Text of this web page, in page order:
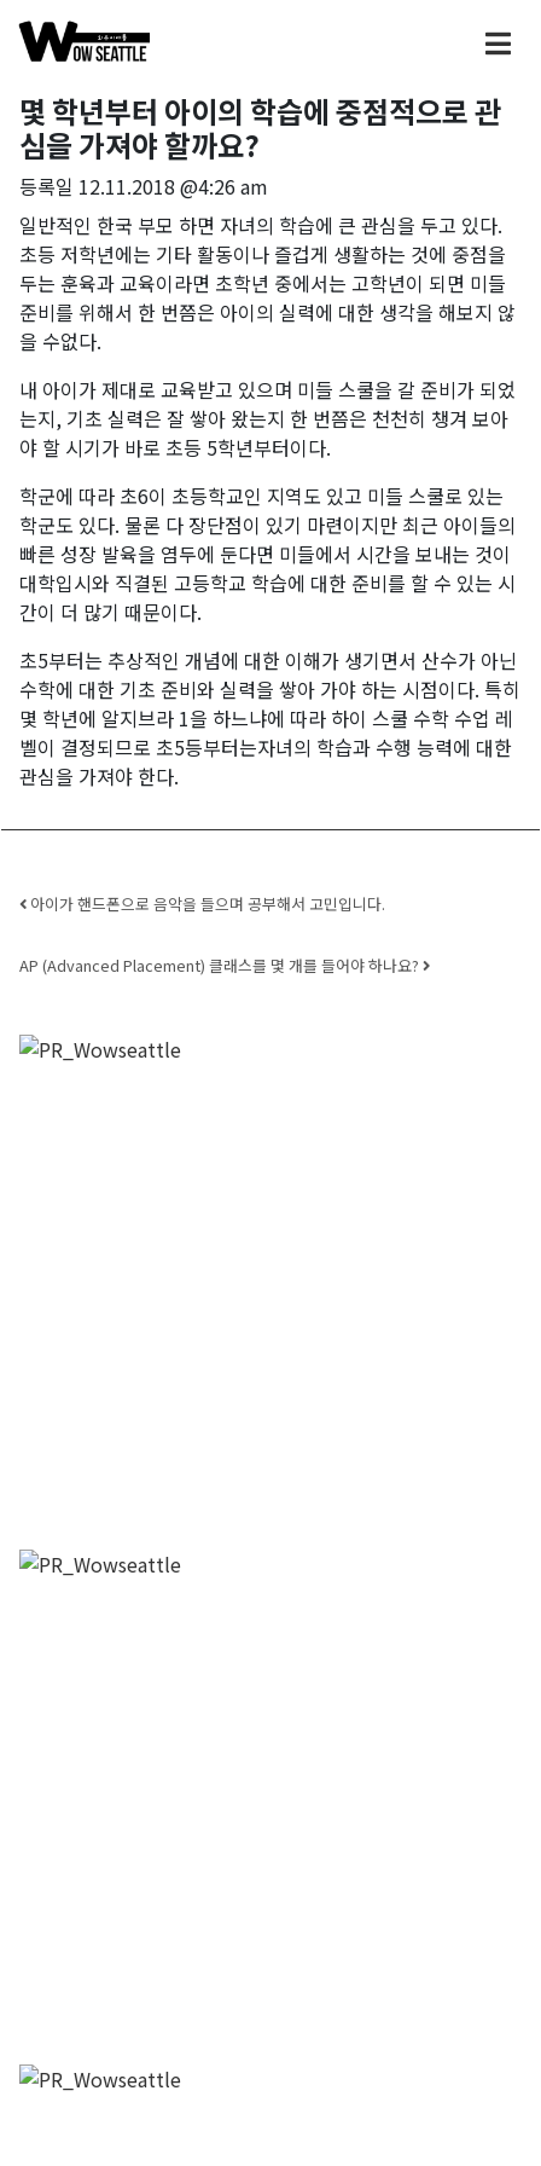
몇 학년부터 아이의 학습에 중점적으로 관
심을 가져야 할까요?
등록일 12.11.2018 @4:26 am
일반적인 한국 부모 하면 자녀의 학습에 큰 관심을 두고 있다.
초등 저학년에는 기타 활동이나 즐겁게 생활하는 것에 중점을
두는 훈육과 교육이라면 초학년 중에서는 고학년이 되면 미들
준비를 위해서 한 번쯤은 아이의 실력에 대한 생각을 해보지 않
을 수없다.
내 아이가 제대로 교육받고 있으며 미들 스쿨을 갈 준비가 되었
는지, 기초 실력은 잘 쌓아 왔는지 한 번쯤은 천천히 챙겨 보아
야 할 시기가 바로 초등 5학년부터이다.
학군에 따라 초6이 초등학교인 지역도 있고 미들 스쿨로 있는
학군도 있다. 물론 다 장단점이 있기 마련이지만 최근 아이들의
빠른 성장 발육을 염두에 둔다면 미들에서 시간을 보내는 것이
대학입시와 직결된 고등학교 학습에 대한 준비를 할 수 있는 시
간이 더 많기 때문이다.
초5부터는 추상적인 개념에 대한 이해가 생기면서 산수가 아닌
수학에 대한 기초 준비와 실력을 쌓아 가야 하는 시점이다. 특히
몇 학년에 알지브라 1을 하느냐에 따라 하이 스쿨 수학 수업 레
벨이 결정되므로 초5등부터는자녀의 학습과 수행 능력에 대한
관심을 가져야 한다.
Post navigation
아이가 핸드폰으로 음악을 들으며 공부해서 고민입니다.
AP (Advanced Placement) 클래스를 몇 개를 들어야 하나요?